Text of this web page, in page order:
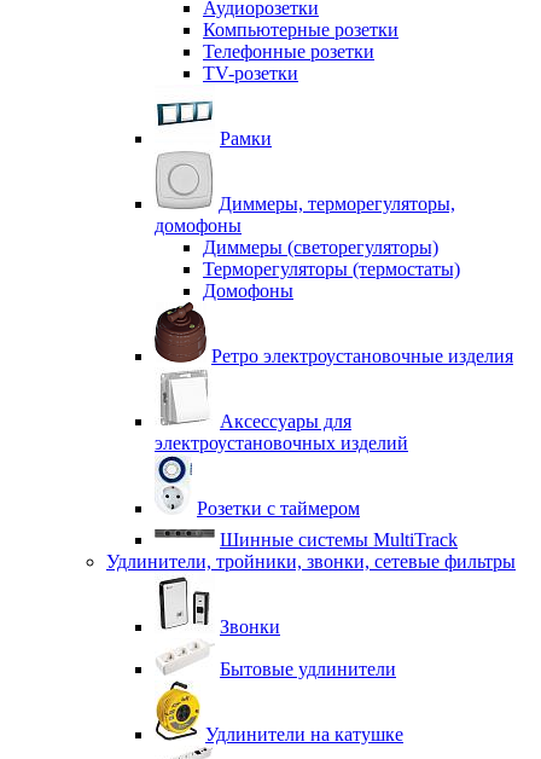
Аудиорозетки
Компьютерные розетки
Телефонные розетки
TV-розетки
Рамки
Диммеры, терморегуляторы,
домофоны
Диммеры (светорегуляторы)
Терморегуляторы (термостаты)
Домофоны
Ретро электроустановочные изделия
Аксессуары для
электроустановочных изделий
Розетки с таймером
Шинные системы MultiTrack
Удлинители, тройники, звонки, сетевые фильтры
Звонки
Бытовые удлинители
Удлинители на катушке